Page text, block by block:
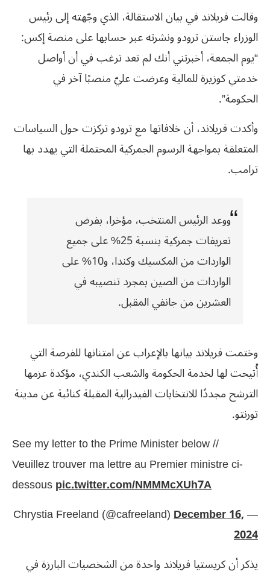
وقالت فريلاند في بيان الاستقالة، الذي وجّهته إلى رئيس
الوزراء جاستن ترودو ونشرته عبر حسابها على منصة إكس:
“يوم الجمعة، أخبرتني أنك لم تعد ترغب في أن أواصل
خدمتي كوزيرة للمالية وعرضت عليّ منصبًا آخر في
الحكومة”.
وأكدت فريلاند، أن خلافاتها مع ترودو تركزت حول السياسات
المتعلقة بمواجهة الرسوم الجمركية المحتملة التي يهدد بها
ترامب.
ووعد الرئيس المنتخب، مؤخرا، بفرض
تعريفات جمركية بنسبة 25% على جميع
الواردات من المكسيك وكندا، و10% على
الواردات من الصين بمجرد تنصيبه في
العشرين من جانفي المقبل.
وختمت فريلاند بيانها بالإعراب عن امتنانها للفرصة التي
أُتيحت لها لخدمة الحكومة والشعب الكندي، مؤكدة عزمها
الترشح مجددًا للانتخابات الفيدرالية المقبلة كنائبة عن مدينة
تورنتو.
See my letter to the Prime Minister below //
Veuillez trouver ma lettre au Premier ministre ci-
dessouspic.twitter.com/NMMMcXUh7A
— Chrystia Freeland (@cafreeland)
December 16,
2024
يذكر أن كريستيا فريلاند واحدة من الشخصيات البارزة في